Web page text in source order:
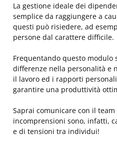
La gestione ideale dei
semplice da raggiungere a
questi può risiedere, ad
persone dal carattere difficile.
Frequentando questo
differenze nella personalità e
il lavoro ed i rapporti
garantire una produttività
Saprai comunicare con il
incomprensioni sono, infatti,
e di tensioni tra individui!